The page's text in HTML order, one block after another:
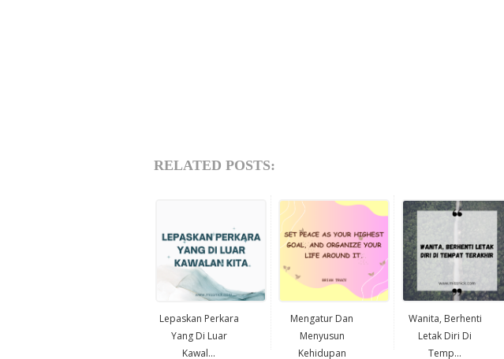
RELATED POSTS:
Lepaskan Perkara
Yang Di Luar
Kawal...
Mengatur Dan
Menyusun
Kehidupan
Wanita, Berhenti
Letak Diri Di
Temp...